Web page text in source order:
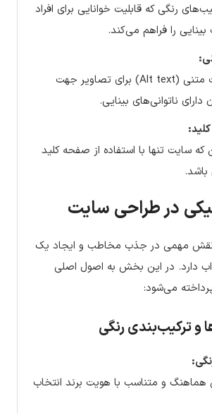
رنگی که قابلیت خوانایی برای افراد
را فراهم می‌کند.
ارائه توضیحات متنی (Alt text) برای تصاویر جهت
دارای ناتوانی‌های بینایی.
که سایت تنها با استفاده از صفحه کلید
در طراحی سایت
نقش مهمی در جذب مخاطب و ایجاد یک
دارد. در این بخش به اصول اصلی
می‌شود:
و ترکیب‌بندی رنگی
هماهنگ و متناسب با هویت برند انتخاب